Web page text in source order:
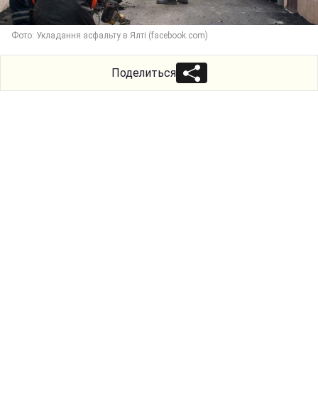
Фото: Укладання асфальту в Ялті (facebook.com)
Поделиться